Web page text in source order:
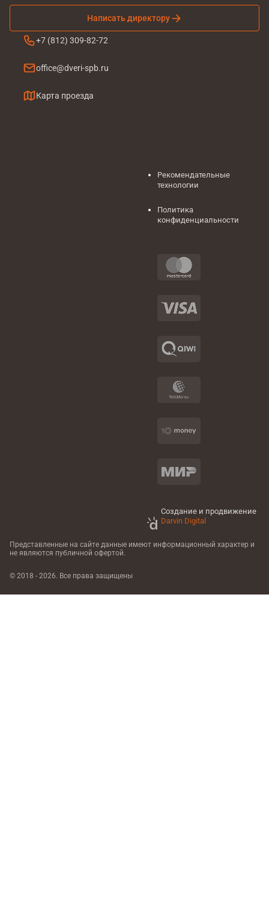
Написать директору
+7 (812) 309-82-72
office@dveri-spb.ru
Карта проезда
Рекомендательные
технологии
Политика
конфиденциальности
Создание и продвижение
Darvin Digital
Представленные на сайте данные имеют информационный характер и
не являются публичной офертой.
© 2018 - 2026. Все права защищены